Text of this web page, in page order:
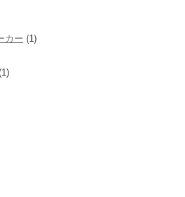
カー (1)